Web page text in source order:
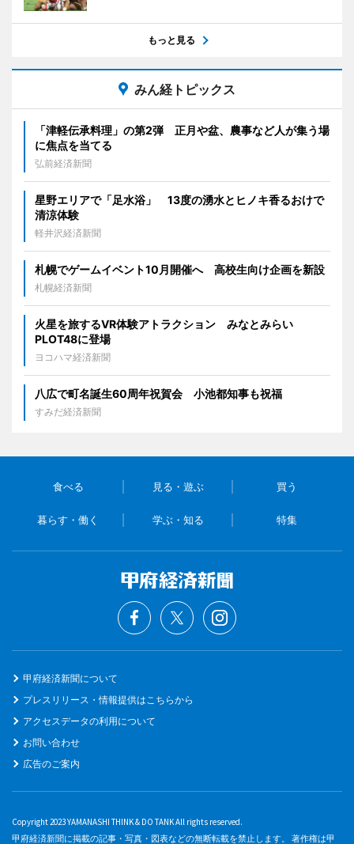
もっと見る
みん経トピックス
「津軽伝承料理」の第2弾 正月や盆、農事など人が集う場
に焦点を当てる
弘前経済新聞
星野エリアで「足水浴」 13度の湧水とヒノキ香るおけで
清涼体験
軽井沢経済新聞
札幌でゲームイベント10月開催へ 高校生向け企画を新設
札幌経済新聞
火星を旅するVR体験アトラクション みなとみらい
PLOT48に登場
ヨコハマ経済新聞
八広で町名誕生60周年祝賀会 小池都知事も祝福
すみだ経済新聞
食べる 見る・遊ぶ 買う
暮らす・働く 学ぶ・知る 特集
甲府経済新聞について
プレスリリース・情報提供はこちらから
アクセスデータの利用について
お問い合わせ
広告のご案内
Copyright 2023 YAMANASHI THINK & DO TANK All rights reserved.
甲府経済新聞に掲載の記事・写真・図表などの無断転載を禁止します。 著作権は甲